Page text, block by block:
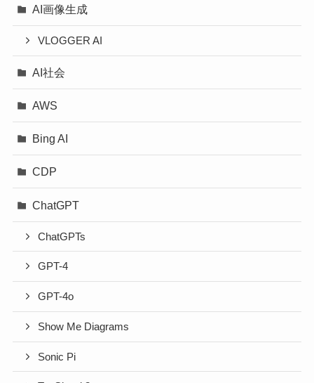
AI画像生成
VLOGGER AI
AI社会
AWS
Bing AI
CDP
ChatGPT
ChatGPTs
GPT-4
GPT-4o
Show Me Diagrams
Sonic Pi